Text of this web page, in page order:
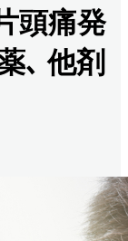
頭痛発
､ 他剤